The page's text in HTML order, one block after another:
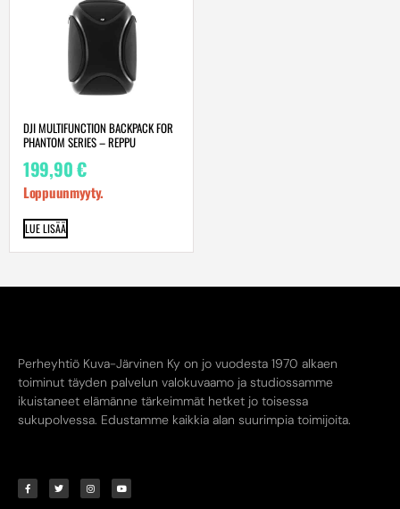
DJI MULTIFUNCTION BACKPACK FOR
PHANTOM SERIES – REPPU
199,90€
Loppuunmyyty.
LUE LISÄÄ
Perheyhtiö Kuva-Järvinen Ky on jo vuodesta 1970 alkaen
toiminut täyden palvelun valokuvaamo ja studiossamme
ikuistaneet elämänne tärkeimmät hetket jo toisessa
sukupolvessa. Edustamme kaikkia alan suurimpia toimijoita.